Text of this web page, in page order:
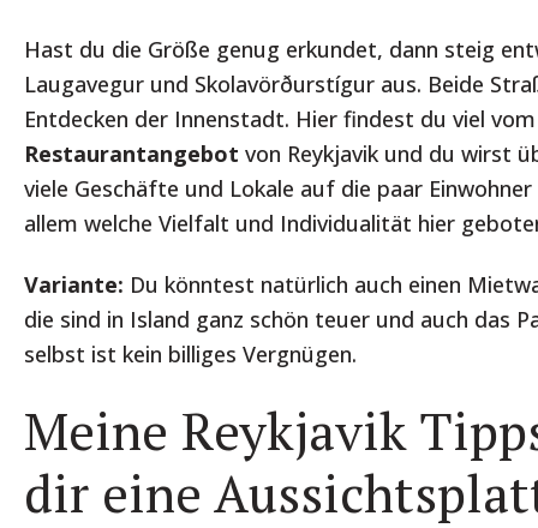
Hast du die Größe genug erkundet, dann steig
Laugavegur und Skolavörðurstígur aus. Beide
Entdecken der Innenstadt. Hier findest du viel
Restaurantangebot von Reykjavik und du wirst
viele Geschäfte und Lokale auf die paar
allem welche Vielfalt und Individualität hier
Variante: Du könntest natürlich auch einen
die sind in Island ganz schön teuer und auch das
selbst ist kein billiges Vergnügen.
Meine Reykjavik
dir eine